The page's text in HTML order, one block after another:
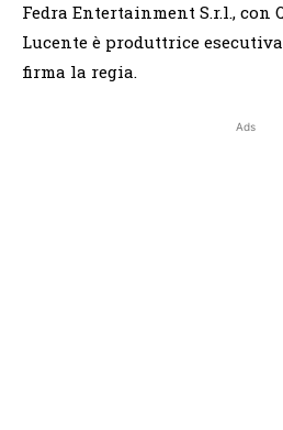
Fedra Entertainment S.r.l., con
Lucente è produttrice
firma la regia.
Ads